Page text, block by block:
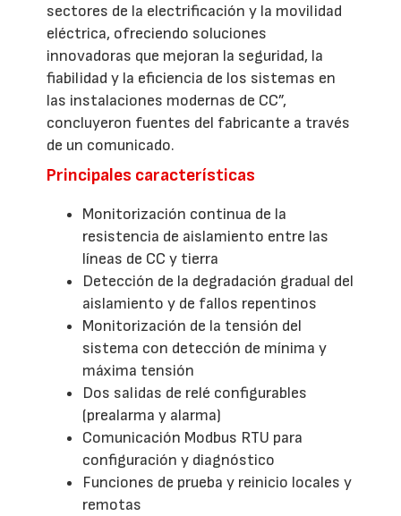
sectores de la electrificación y la movilidad
eléctrica, ofreciendo soluciones
innovadoras que mejoran la seguridad, la
fiabilidad y la eficiencia de los sistemas en
las instalaciones modernas de CC”,
concluyeron fuentes del fabricante a través
de un comunicado.
Principales características
Monitorización continua de la
resistencia de aislamiento entre las
líneas de CC y tierra
Detección de la degradación gradual del
aislamiento y de fallos repentinos
Monitorización de la tensión del
sistema con detección de mínima y
máxima tensión
Dos salidas de relé configurables
(prealarma y alarma)
Comunicación Modbus RTU para
configuración y diagnóstico
Funciones de prueba y reinicio locales y
remotas